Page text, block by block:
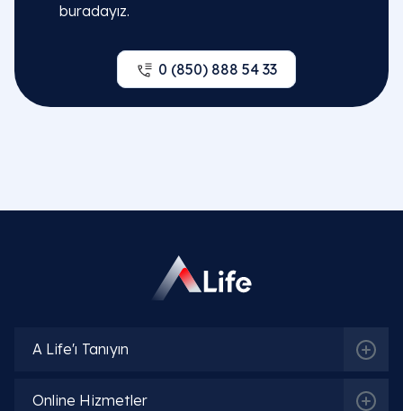
buradayız.
0 (850) 888 54 33
A Life'ı Tanıyın
Online Hizmetler